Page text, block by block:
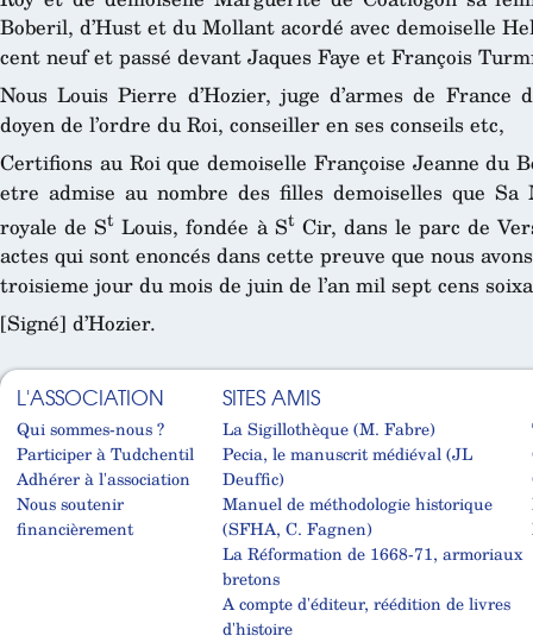
Boberil, d’Hust et du Mollant acordé avec demoiselle
cent neuf et passé devant Jaques Faye et François
Nous Louis Pierre d’Hozier, juge d’armes de France
doyen de l’ordre du Roi, conseiller en ses conseils etc,
Certifions au Roi que demoiselle Françoise Jeanne du
etre admise au nombre des filles demoiselles que
royale de StLouis, fondée à StCir, dans le parc de
actes qui sont enoncés dans cette preuve que nous
troisieme jour du mois de juin de l’an mil sept cens
[Signé] d’Hozier.
L'ASSOCIATION
Qui sommes-nous ?
Participer à Tudchentil
Adhérer à l'association
Nous soutenir
financièrement
SITES AMIS
La Sigillothèque (M. Fabre)
Pecia, le manuscrit médiéval (JL
Deuffic)
Manuel de méthodologie historique
(SFHA, C. Fagnen)
La Réformation de 1668-71, armoriaux
bretons
A compte d'éditeur, réédition de livres
d'histoire